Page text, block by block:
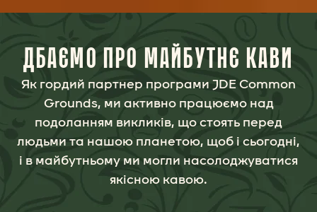
ДБАЄМО ПРО МАЙБУТНЄ КАВИ
Як гордий партнер програми JDE Common
Grounds, ми активно працюємо над
подоланням викликів, що стоять перед
людьми та нашою планетою, щоб і сьогодні,
і в майбутньому ми могли насолоджуватися
якісною кавою.